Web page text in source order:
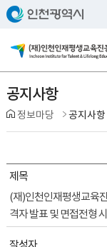
공지사항
정보마당 공지사항
제목
(재)인천인재평생교육
격자 발표 및 면접전형